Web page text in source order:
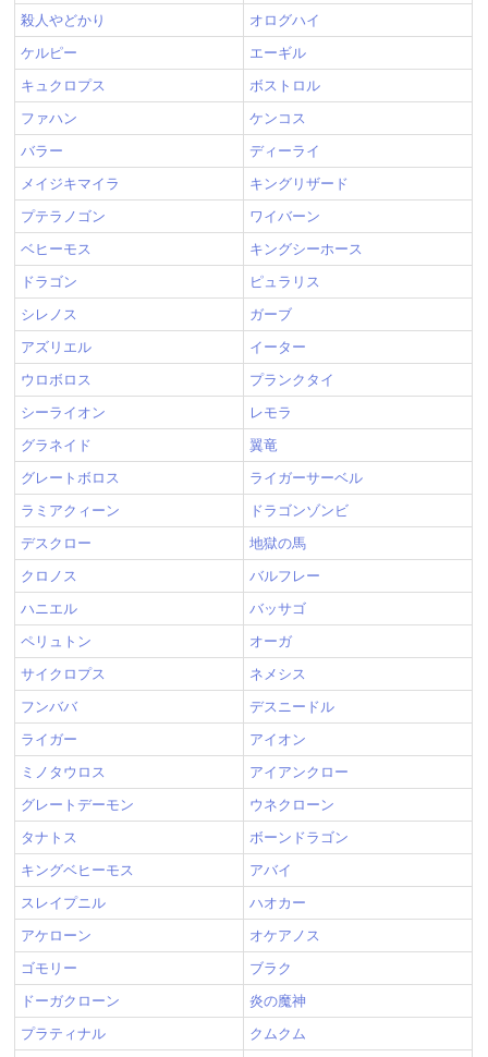
殺人やどかり
オログハイ
ケルピー
エーギル
キュクロプス
ボストロル
ファハン
ケンコス
バラー
ディーライ
メイジキマイラ
キングリザード
プテラノゴン
ワイバーン
ベヒーモス
キングシーホース
ドラゴン
ピュラリス
シレノス
ガーブ
アズリエル
イーター
ウロボロス
プランクタイ
シーライオン
レモラ
グラネイド
翼竜
グレートボロス
ライガーサーベル
ラミアクィーン
ドラゴンゾンビ
デスクロー
地獄の馬
クロノス
バルフレー
ハニエル
バッサゴ
ペリュトン
オーガ
サイクロプス
ネメシス
フンババ
デスニードル
ライガー
アイオン
ミノタウロス
アイアンクロー
グレートデーモン
ウネクローン
タナトス
ボーンドラゴン
キングベヒーモス
アバイ
スレイプニル
ハオカー
アケローン
オケアノス
ゴモリー
ブラク
ドーガクローン
炎の魔神
プラティナル
クムクム